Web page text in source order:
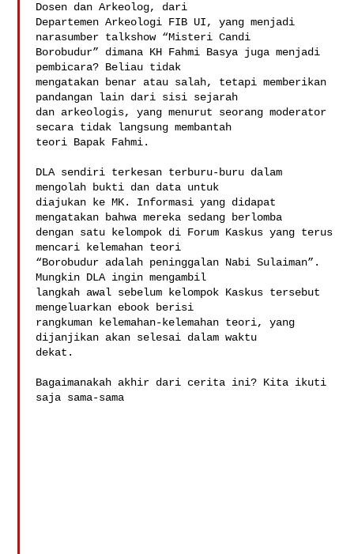
Dosen dan Arkeolog, dari
Departemen Arkeologi FIB UI, yang menjadi
narasumber talkshow “Misteri Candi
Borobudur” dimana KH Fahmi Basya juga menjadi
pembicara? Beliau tidak
mengatakan benar atau salah, tetapi memberikan
pandangan lain dari sisi sejarah
dan arkeologis, yang menurut seorang moderator
secara tidak langsung membantah
teori Bapak Fahmi.
DLA sendiri terkesan terburu-buru dalam
mengolah bukti dan data untuk
diajukan ke MK. Informasi yang didapat
mengatakan bahwa mereka sedang berlomba
dengan satu kelompok di Forum Kaskus yang terus
mencari kelemahan teori
“Borobudur adalah peninggalan Nabi Sulaiman”.
Mungkin DLA ingin mengambil
langkah awal sebelum kelompok Kaskus tersebut
mengeluarkan ebook berisi
rangkuman kelemahan-kelemahan teori, yang
dijanjikan akan selesai dalam waktu
dekat.
Bagaimanakah akhir dari cerita ini? Kita ikuti
saja sama-sama